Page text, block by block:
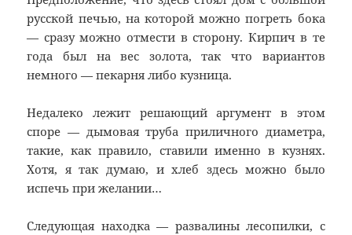
русской печью, на которой можно погреть бока
— сразу можно отмести в сторону. Кирпич в те
года был на вес золота, так что вариантов
немного — пекарня либо кузница.
Недалеко лежит решающий аргумент в этом
споре — дымовая труба приличного диаметра,
такие, как правило, ставили именно в кузнях.
Хотя, я так думаю, и хлеб здесь можно было
испечь при желании…
Следующая находка — развалины лесопилки, с